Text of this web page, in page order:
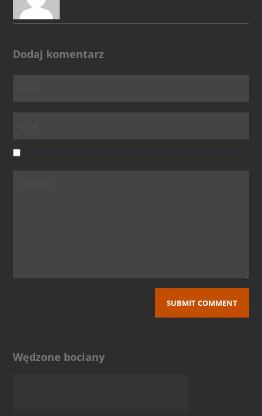
Dodaj komentarz
Zapamiętaj moje dane w tej przeglądarce podczas pisania kolejnych komentarzy.
Wędzone bociany